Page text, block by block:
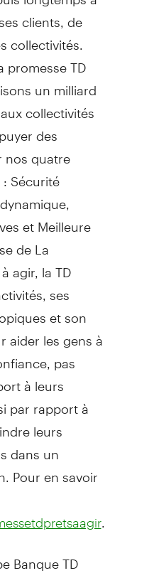
clients, de
collectivités.
promesse TD
un milliard
collectivités
des
nos quatre
Sécurité
et Meilleure
de La
agir, la TD
ses
et son
aider les gens à
pas
à leurs
par rapport à
leurs
dans un
Pour en savoir
.
Banque TD